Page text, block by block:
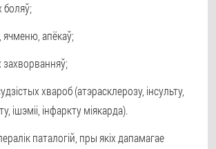
боляў;
ячменю, апёкаў;
захворванняў;
хвароб (атэрасклерозу, інсульту,
ішэміі, інфаркту міякарда).
паталогій, пры якіх дапамагае